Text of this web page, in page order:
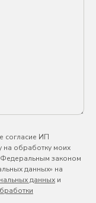
согласие ИП
на обработку моих
Федеральным законом
данных» на
данных и